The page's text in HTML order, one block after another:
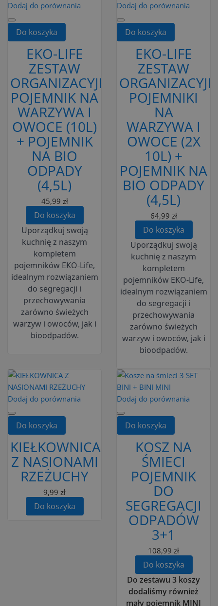
Dodaj do porównania
Do koszyka
EKO-LIFE
ZESTAW
ORGANIZACYJNY:
POJEMNIK NA
WARZYWA I
OWOCE (10L)
+ POJEMNIK
NA BIO
ODPADY
(4,5L)
45,99 zł
Do koszyka
Uporządkuj swoją
kuchnię z naszym
kompletem
pojemników EKO-Life,
idealnym rozwiązaniem
do segregacji i
przechowywania
zarówno świeżych
warzyw i owoców, jak i
bioodpadów.
Dodaj do porównania
Do koszyka
EKO-LIFE
ZESTAW
POJEMNIKI
NA
WARZYWA I
OWOCE (2X
10L) +
POJEMNIK NA
BIO ODPADY
(4,5L)
64,99 zł
Do koszyka
Uporządkuj swoją
kuchnię z naszym
kompletem
pojemników EKO-Life,
idealnym rozwiązaniem
do segregacji i
przechowywania
zarówno świeżych
warzyw i owoców, jak i
bioodpadów.
Dodaj do porównania
Do koszyka
KIEŁKOWNICA
Z NASIONAMI
RZEŻUCHY
9,99 zł
Do koszyka
Dodaj do porównania
Do koszyka
KOSZ NA
ŚMIECI
POJEMNIK
DO
SEGREGACJI
ODPADÓW
3+1
108,99 zł
Do koszyka
Do zestawu 3 koszy
dodaliśmy również
mały pojemnik MINI